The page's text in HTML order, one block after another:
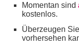
Momentan sind
kostenlos.
Überzeugen
vorhersehen